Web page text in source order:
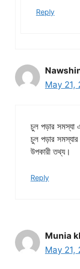
Reply
May 21,
চুল পড়ার সমস্যা
চুল পড়ার
উপকারী তথ্য।
Reply
Munia
May 21,